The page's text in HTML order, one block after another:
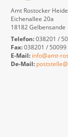
Amt Rostocker Heide
Eichenallee 20a
18182 Gelbensande
Telefon:038201 /
Fax:038201 / 50099
E-Mail: info@amt-
De-Mail: